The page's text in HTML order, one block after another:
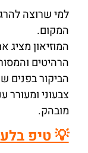
למי שרוצה
המקום.
המוזיאון מציג
הרהיטים
הביקור בפנים
צבעוני ומעורר
מובהק.
💡 טיפ